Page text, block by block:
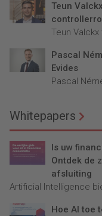
Teun
Teun
Pascal
Evides
Pascal
Whitepapers
Is uw
Ontdek de
afsluiting
Artificial Intelligence
Hoe AI toe